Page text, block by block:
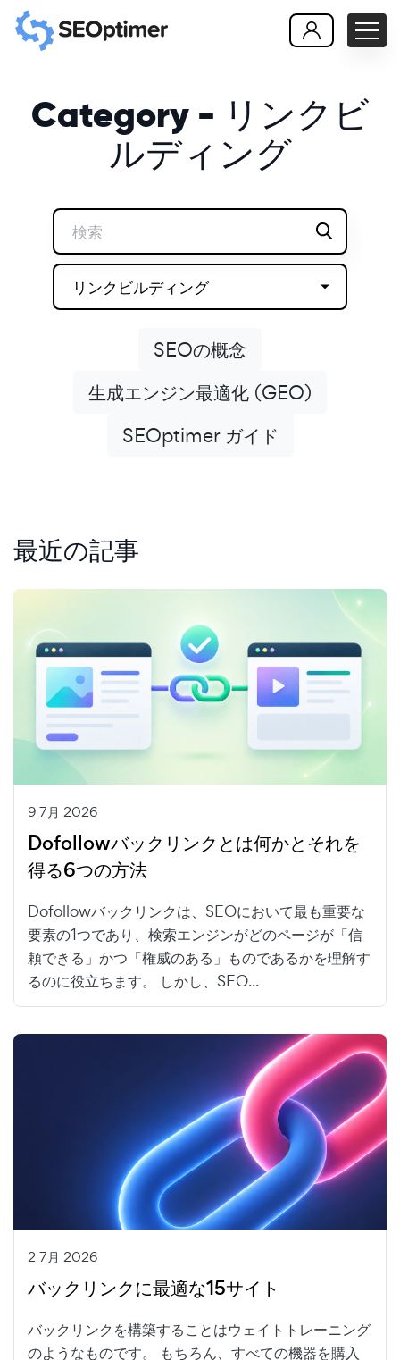
Category - リンクビ
ルディング
リンクビルディング
SEOの概念
生成エンジン最適化 (GEO)
SEOptimer ガイド
最近の記事
9 7月 2026
Dofollowバックリンクとは何かとそれを
得る6つの方法
Dofollowバックリンクは、SEOにおいて最も重要な
要素の1つであり、検索エンジンがどのページが「信
頼できる」かつ「権威のある」ものであるかを理解す
るのに役立ちます。 しかし、SEO...
2 7月 2026
バックリンクに最適な15サイト
バックリンクを構築することはウェイトトレーニング
のようなものです。 もちろん、すべての機器を購入